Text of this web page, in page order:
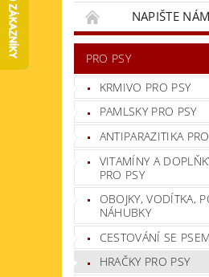
NAPIŠTE NÁM
KONTAKTY
PRO PSY
KRMIVO PRO PSY
PAMLSKY PRO PSY
ANTIPARAZITIKA
VITAMÍNY A
PRO PSY
OBOJKY, VODÍTKA,
NÁHUBKY
CESTOVÁNÍ SE PSEM
HRAČKY PRO PSY